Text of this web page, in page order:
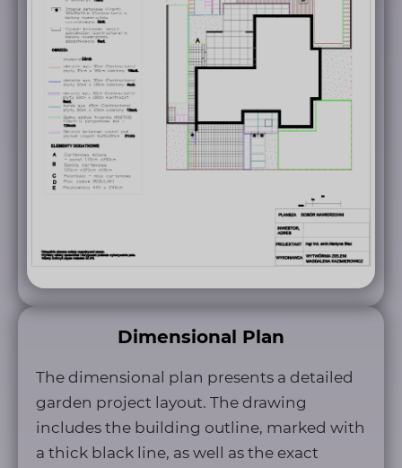
Dimensional Plan
The dimensional plan presents a detailed
garden project layout. The drawing
includes the building outline, marked with
a thick black line, as well as the exact